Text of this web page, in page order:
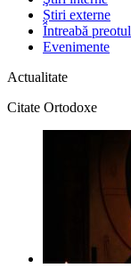
Știri externe
Întreabă preotul
Evenimente
Actualitate
Citate Ortodoxe